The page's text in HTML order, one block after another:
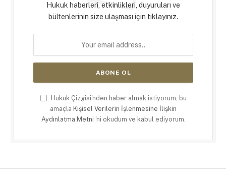
Hukuk haberleri, etkinlikleri, duyuruları ve
bültenlerinin size ulaşması için tıklayınız.
Hukuk Çizgisi'nden haber almak istiyorum, bu
amaçla Kişisel Verilerin İşlenmesine İlişkin
Aydınlatma Metni 'ni okudum ve kabul ediyorum.